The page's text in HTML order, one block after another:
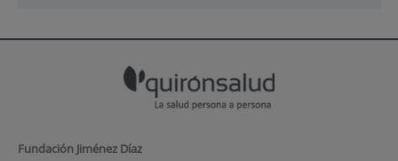
Fundación Jiménez Díaz